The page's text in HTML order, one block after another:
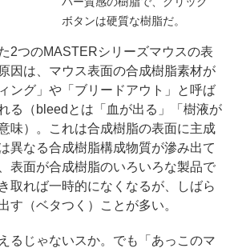
ボタンは硬質な樹脂だ。
2つのMASTERシリーズマウスの表
因は、マウス表面の合成樹脂素材が
ング」や「ブリードアウト」と呼ば
る（bleedとは「血が出る」「樹液が
味）。これは合成樹脂の表面に主成
異なる合成樹脂構成物質が滲み出て
表面が合成樹脂のいろいろな製品で
取れば一時的になくなるが、しばら
す（ベタつく）ことが多い。
るじゃないスか。でも「あっこのマ